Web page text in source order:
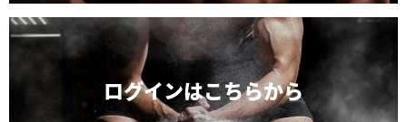
ログインはこちらから